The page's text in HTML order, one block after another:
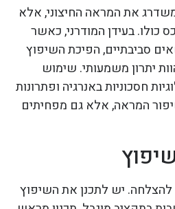
את המראה החיצוני, אלא
בעידן המודרני, כאשר
סביבתיים, הפיכת השיפוץ
יתרון משמעותי. שימוש
חסכוניות באנרגיה ופתרונות
המראה, אלא גם מפחיתים
יש לתכנן את השיפוץ